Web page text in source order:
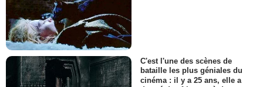
C'est l'une des scènes de
bataille les plus géniales du
cinéma : il y a 25 ans, elle a